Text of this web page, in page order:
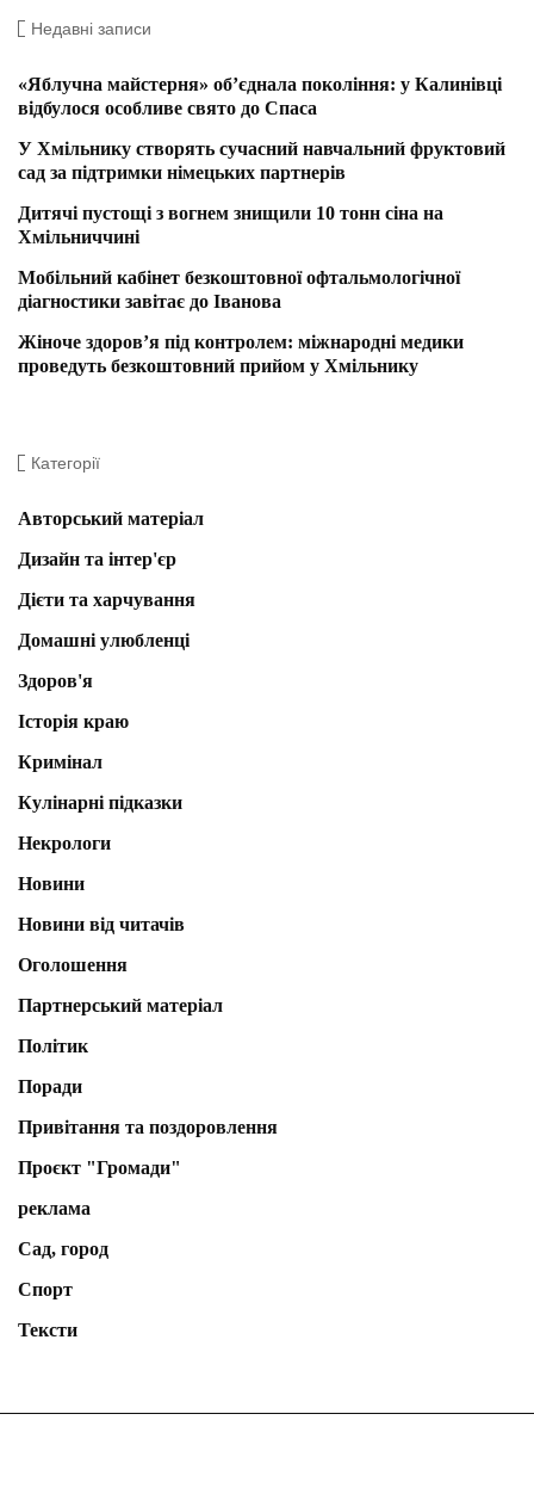
Недавні записи
«Яблучна майстерня» об’єднала покоління: у Калинівці
відбулося особливе свято до Спаса
У Хмільнику створять сучасний навчальний фруктовий
сад за підтримки німецьких партнерів
Дитячі пустощі з вогнем знищили 10 тонн сіна на
Хмільниччині
Мобільний кабінет безкоштовної офтальмологічної
діагностики завітає до Іванова
Жіноче здоров’я під контролем: міжнародні медики
проведуть безкоштовний прийом у Хмільнику
Категорії
Авторський матеріал
Дизайн та інтер'єр
Дієти та харчування
Домашні улюбленці
Здоров'я
Історія краю
Кримінал
Кулінарні підказки
Некрологи
Новини
Новини від читачів
Оголошення
Партнерський матеріал
Політик
Поради
Привітання та поздоровлення
Проєкт "Громади"
реклама
Сад, город
Спорт
Тексти